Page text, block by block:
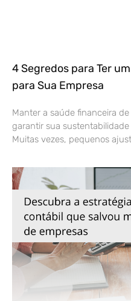
4 Segredos para Ter
para Sua Empresa
Manter a saúde financeira
garantir sua
Muitas vezes, pequenos